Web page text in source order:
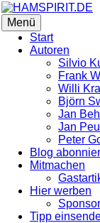
HAMSPIRIT.DE
Das Amateurfunk-
Menü
Start
Autoren
Silvio
Frank
Willi
Björn
Jan
Jan
Peter
Blog
Mitmachen
Hier werben
Tipp